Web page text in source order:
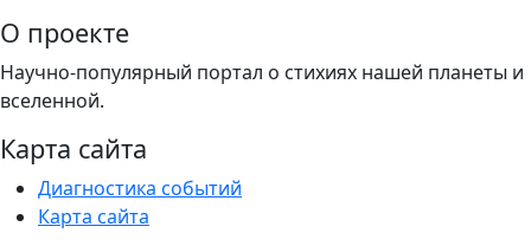
О проекте
Научно-популярный портал о стихиях нашей планеты и
вселенной.
Карта сайта
Диагностика событий
Карта сайта